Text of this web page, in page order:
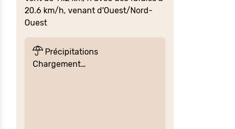
20.6 km/h, venant d'Ouest/Nord-
Ouest
Précipitations
Chargement…